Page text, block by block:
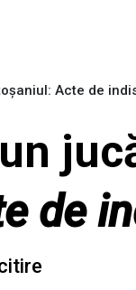
Acte de
de